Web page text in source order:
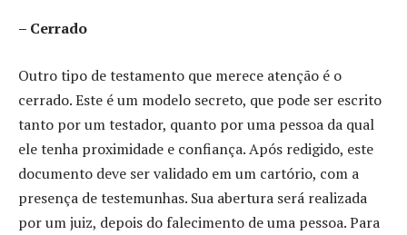
– Cerrado
Outro tipo de testamento que merece atenção é o
cerrado. Este é um modelo secreto, que pode ser escrito
tanto por um testador, quanto por uma pessoa da qual
ele tenha proximidade e confiança. Após redigido, este
documento deve ser validado em um cartório, com a
presença de testemunhas. Sua abertura será realizada
por um juiz, depois do falecimento de uma pessoa. Para